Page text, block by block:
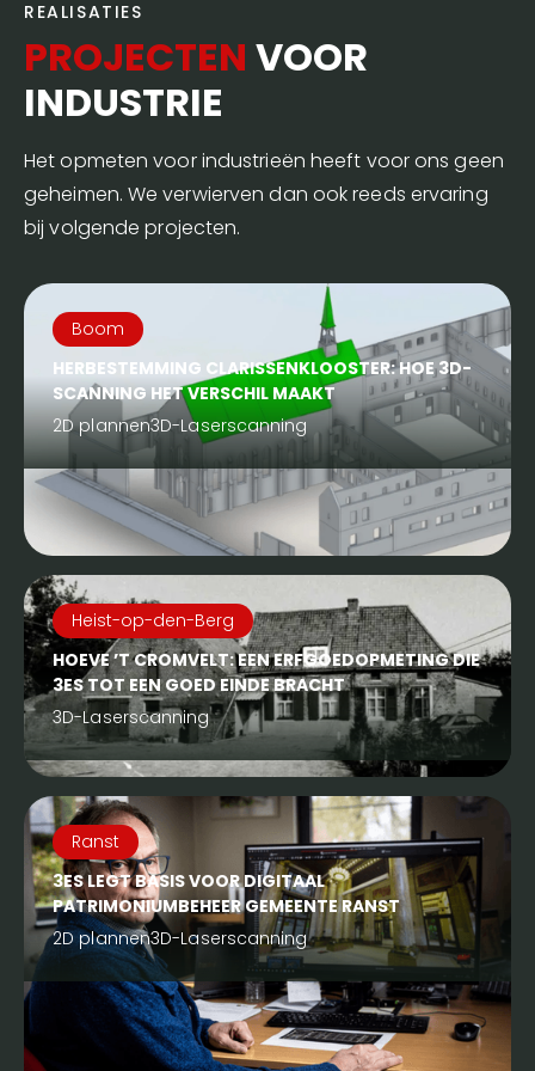
REALISATIES
PROJECTEN VOOR
INDUSTRIE
Het opmeten voor industrieën heeft voor ons geen
geheimen. We verwierven dan ook reeds ervaring
bij volgende projecten.
Boom
HERBESTEMMING CLARISSENKLOOSTER: HOE 3D-
SCANNING HET VERSCHIL MAAKT
2D plannen3D-Laserscanning
Heist-op-den-Berg
HOEVE ’T CROMVELT: EEN ERFGOEDOPMETING DIE
3ES TOT EEN GOED EINDE BRACHT
3D-Laserscanning
Ranst
3ES LEGT BASIS VOOR DIGITAAL
PATRIMONIUMBEHEER GEMEENTE RANST
2D plannen3D-Laserscanning